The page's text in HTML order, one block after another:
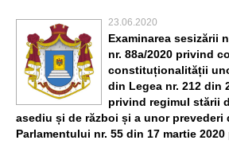
23.06.2020
Examinarea sesizării
nr. 88a/2020 privind
constituționalității
din Legea nr. 212 din
privind regimul stării
asediu și de război și a unor prevederi
Parlamentului nr. 55 din 17 martie